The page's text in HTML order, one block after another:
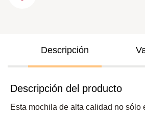
Descripción
Descripción del producto
Esta mochila de alta calidad no sólo